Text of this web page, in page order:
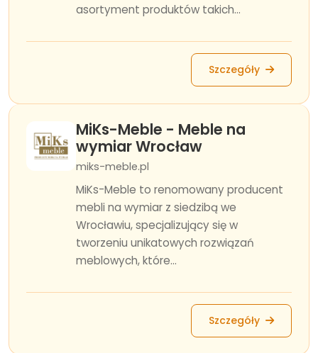
asortyment produktów takich...
Szczegóły
MiKs-Meble - Meble na
wymiar Wrocław
miks-meble.pl
MiKs-Meble to renomowany producent
mebli na wymiar z siedzibą we
Wrocławiu, specjalizujący się w
tworzeniu unikatowych rozwiązań
meblowych, które...
Szczegóły